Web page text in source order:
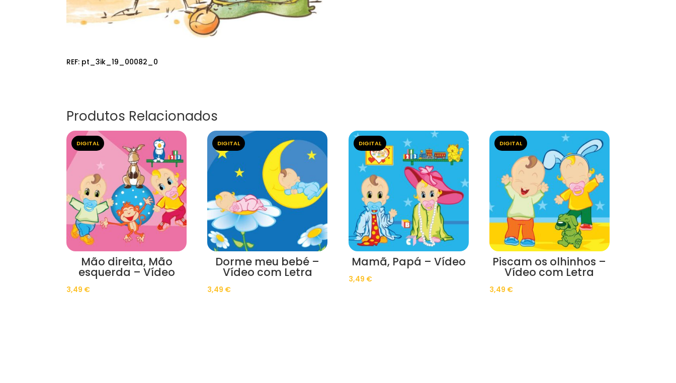
REF: pt_3ik_19_00082_0
Produtos Relacionados
DIGITAL
Mão direita, Mão
esquerda – Vídeo
3,49 €
DIGITAL
Dorme meu bebé –
Vídeo com Letra
3,49 €
DIGITAL
Mamã, Papá – Vídeo
3,49 €
DIGITAL
Piscam os olhinhos –
Vídeo com Letra
3,49 €